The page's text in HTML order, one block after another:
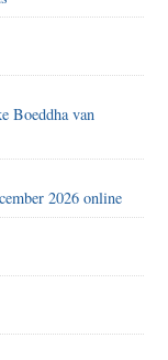
Boeddha van
2026 online